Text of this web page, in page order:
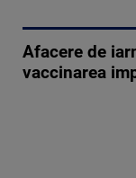
Afacere de
vaccinarea